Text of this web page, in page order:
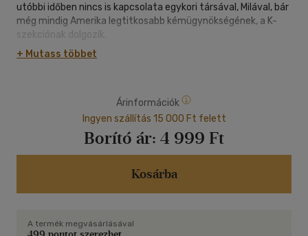
utóbbi időben nincs is kapcsolata egykori társával, Milával, bár
még mindig Amerika legtitkosabb kémügynökségének, a K-
szekciónak dolgozik.
Egy nap megkeresi egy társa a hírrel, hogy Markus Bolt, az
utolsó amerikai áruló, aki nemcsak egyes ügynökök nevét, de
hogy onnan is nyoma veszett. Meg kell találni, mielőtt az
oroszok csapnának le rá. Samet megbízzák, hogy lépjen
kapcsolatba Bolt Amerikában hagyott lányával, Amandával,
és állapítsa meg, vannak-e információi apja hollétéről. Fel kell
derítenie Bolt váratlan menekülésének okát, és meg kell
védenie Amandát az apjára vadászó gyilkosoktól.
fia és az ő sorsát is.
+ Mutass többet
Árinformációk
Ingyen szállítás 15 000 Ft felett
Borító ár: 4 999 Ft
Kosárba
A termék megvásárlásával